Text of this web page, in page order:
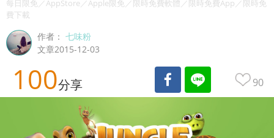
每日限免／AppStore／Apple限免／限時免費軟體／限時免費App／限時免
費下載
作者：七味粉
文章2015-12-03
100分享 90